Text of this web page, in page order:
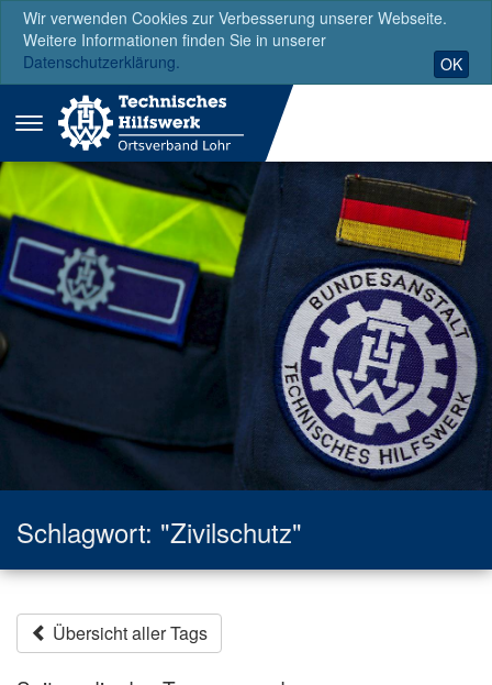
Wir verwenden Cookies zur Verbesserung unserer Webseite.
Weitere Informationen finden Sie in unserer
Datenschutzerklärung.
OK
Menü
ausklappen
Schlagwort: "Zivilschutz"
Übersicht aller Tags